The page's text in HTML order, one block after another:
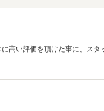
高い評価を頂けた事に、スタ